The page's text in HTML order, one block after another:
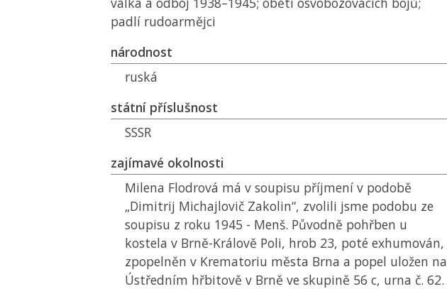
padlí rudoarmějci
národnost
ruská
státní příslušnost
SSSR
zajímavé okolnosti
Milena Flodrová má v soupisu příjmení v podobě
„Dimitrij Michajlovič Zakolin“, zvolili jsme podobu ze
soupisu z roku 1945 - Menš. Původně pohřben u
kostela v Brně-Králově Poli, hrob 23, poté exhumován,
zpopelněn v Krematoriu města Brna a popel uložen na
Ústředním hřbitově v Brně ve skupině 56 c, urna č. 62.